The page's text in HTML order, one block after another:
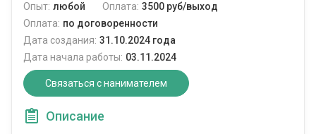
Опыт: любой Оплата: 3500 руб/выход
Оплата: по договоренности
Дата создания: 31.10.2024 года
Дата начала работы: 03.11.2024
Связаться с нанимателем
Описание